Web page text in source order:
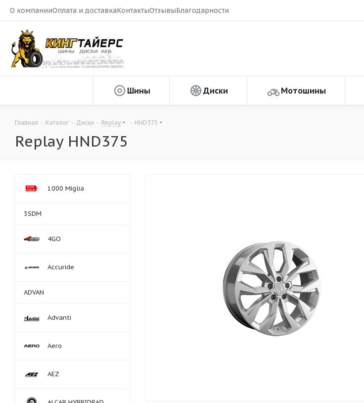
О компанииОплата и доставкаКонтактыОтзывыБлагодарности
Шины Диски Мотошины
Главная - Каталог - Диски - Replay - HND375
Replay HND375
1000 Miglia
3SDM
4GO
Accuride
ADVAN
Advanti
Aero
AEZ